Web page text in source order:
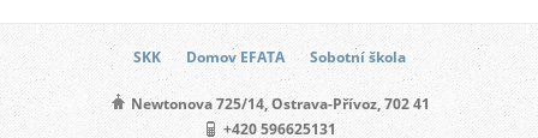
SKK Domov EFATA Sobotní škola
Newtonova 725/14, Ostrava-Přívoz, 702 41
+420 596625131